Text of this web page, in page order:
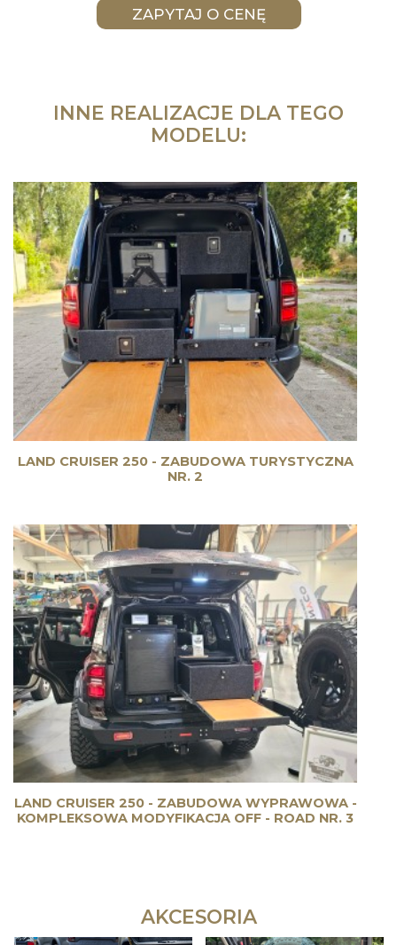
INNE REALIZACJE DLA TEGO
MODELU:
LAND CRUISER 250 - ZABUDOWA TURYSTYCZNA
NR. 2
LAND CRUISER 250 - ZABUDOWA WYPRAWOWA -
KOMPLEKSOWA MODYFIKACJA OFF - ROAD NR. 3
AKCESORIA